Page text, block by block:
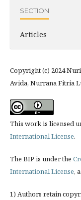
SECTION
Articles
Copyright (c) 2024
Avida, Nurrana Fitria
This work is licensed
International License.
The BIP is under the
International License,
1) Authors retain